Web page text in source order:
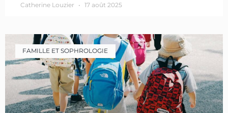
Catherine Louzier 17 août 2025
FAMILLE ET SOPHROLOGIE